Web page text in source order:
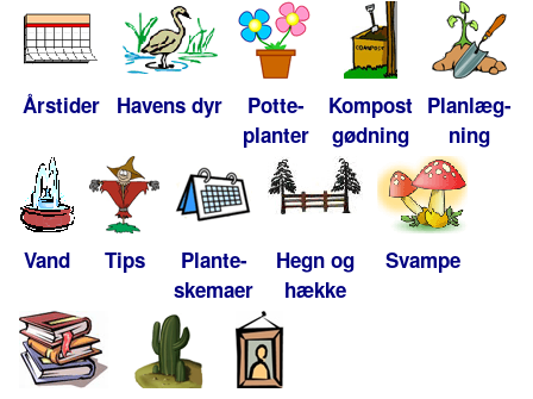
Årstider Havens dyr
Potte-
planter
Kompost
gødning
Planlæg-
ning
Vand Tips
Plante-
skemaer
Hegn og
hække
Svampe